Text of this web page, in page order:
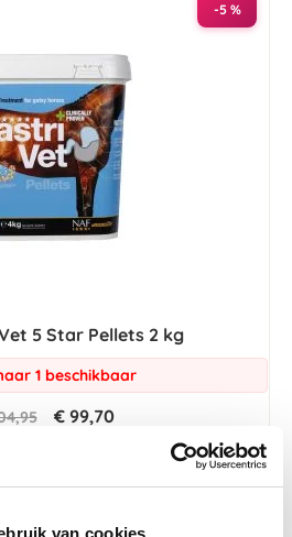
van cookies
-5 %
5 Star Pellets 2 kg
1 beschikbaar
€ 99,70